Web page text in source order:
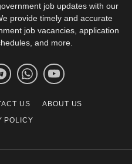
job updates with our
provide timely and accurate
job vacancies, application
and more.
US
ABOUT US
POLICY